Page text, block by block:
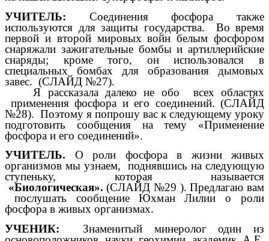
УЧИТЕЛЬ: Соединения фосфора также
используются для защиты государства. Во время
первой и второй мировых войн белым фосфором
снаряжали зажигательные бомбы и артиллерийские
снаряды; кроме того, он использовался в
специальных бомбах для образования дымовых
завес. (СЛАЙД №27).
Я рассказала далеко не обо всех областях
применения фосфора и его соединений. (СЛАЙД
№28). Поэтому я попрошу вас к следующему уроку
подготовить сообщения на тему «Применение
фосфора и его соединений».
УЧИТЕЛЬ. О роли фосфора в жизни живых
организмов мы узнаем, поднявшись на следующую
ступеньку, которая называется
«Биологическая». (СЛАЙД №29 ). Предлагаю вам
послушать сообщение Юхман Лилии о роли
фосфора в живых организмах.
УЧЕНИК: Знаменитый минеролог один из